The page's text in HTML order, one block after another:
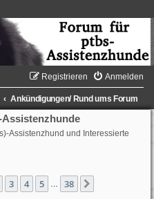
Anmelden
Registrieren
Ankündigungen/ Rund ums Forum
Assistenzhund und Interessierte
38
3 4 5 38